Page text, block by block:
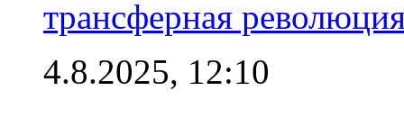
трансферная
4.8.2025, 12:10